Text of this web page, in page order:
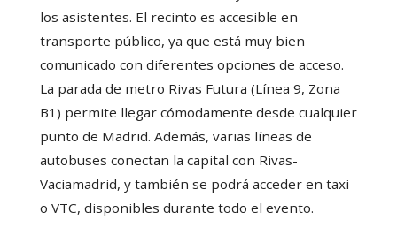
los asistentes. El recinto es accesible en
transporte público, ya que está muy bien
comunicado con diferentes opciones de acceso.
La parada de metro Rivas Futura (Línea 9, Zona
B1) permite llegar cómodamente desde cualquier
punto de Madrid. Además, varias líneas de
autobuses conectan la capital con Rivas-
Vaciamadrid, y también se podrá acceder en taxi
o VTC, disponibles durante todo el evento.